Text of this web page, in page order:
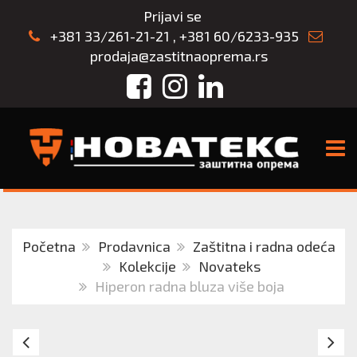
Prijavi se
+381 33/261-21-21 , +381 60/6233-935
prodaja@zastitnaoprema.rs
FacebookInstagram
LinkedIn
Početna Prodavnica
Zaštitna i radna odeća
Kolekcije
Novateks
Hiperon radna bluza više boja
MOROZ